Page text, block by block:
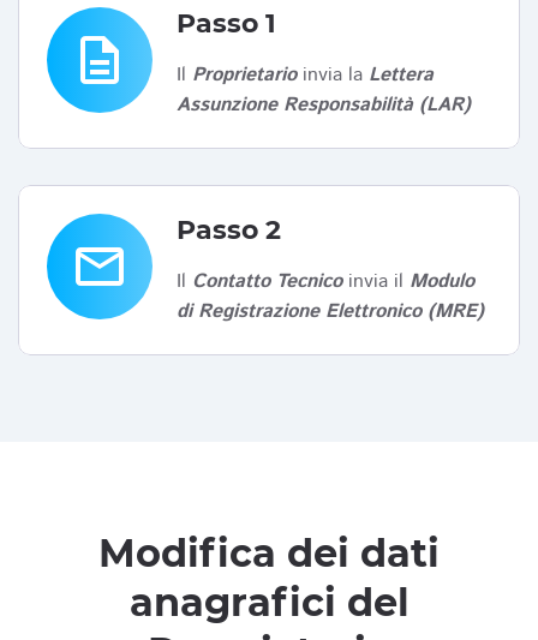
description
Passo 1
Il Proprietarioinvia la Lettera
Assunzione Responsabilità (LAR)
email
Passo 2
Il Contatto Tecnicoinvia il Modulo
di Registrazione Elettronico (MRE)
Modifica dei dati
anagrafici del